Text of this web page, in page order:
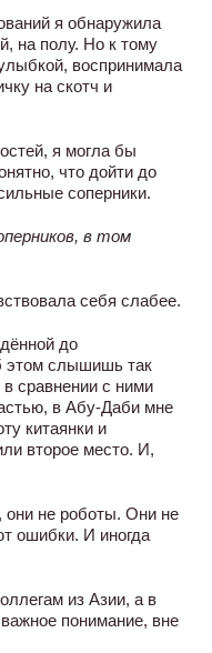
я обнаружила
на полу. Но к тому
воспринимала
на скотч и
я могла бы
что дойти до
соперники.
в том
себя слабее.
до
этом слышишь так
сравнении с ними
в Абу-Даби мне
китаянки и
второе место. И,
они не роботы. Они не
ошибки. И иногда
из Азии, а в
понимание, вне